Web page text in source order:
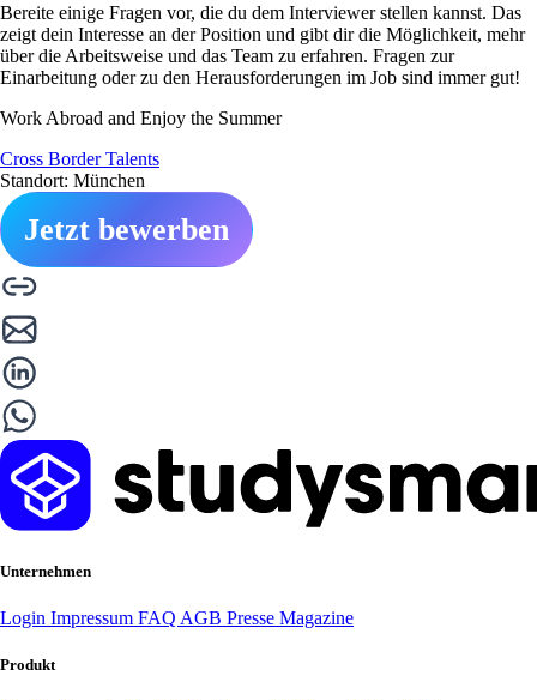
Bereite einige Fragen vor, die du dem Interviewer stellen kannst. Das
zeigt dein Interesse an der Position und gibt dir die Möglichkeit, mehr
über die Arbeitsweise und das Team zu erfahren. Fragen zur
Einarbeitung oder zu den Herausforderungen im Job sind immer gut!
Work Abroad and Enjoy the Summer
Cross Border Talents
Standort: München
Jetzt bewerben
Unternehmen
Login Impressum FAQ AGB Presse Magazine
Produkt